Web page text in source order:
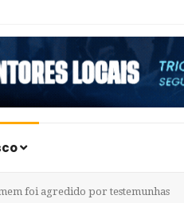
foi agredido por testemunhas